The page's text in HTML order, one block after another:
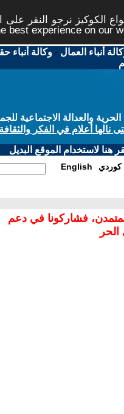
الكوكيز نرجو النقر
best experience on our
أنباء العمال -وكالة أنباء
والعدالة الاجتماعية
نالها أعلام في الفكر والثقافة
هنا لاستخدام الموقع البديل
English كوردي
فشاركونا في دعم